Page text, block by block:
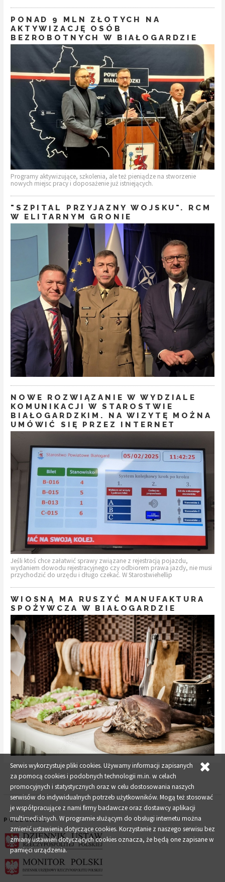
PONAD 9 MLN ZŁOTYCH NA
AKTYWIZACJĘ OSÓB
BEZROBOTNYCH W BIAŁOGARDZIE
Programy aktywizujące, szkolenia, ale też pieniądze na stworzenie
nowych miejsc pracy i doposażenie już istniejących.
"SZPITAL PRZYJAZNY WOJSKU". RCM
W ELITARNYM GRONIE
NOWE ROZWIĄZANIE W WYDZIALE
KOMUNIKACJI W STAROSTWIE
BIAŁOGARDZKIM. NA WIZYTĘ MOŻNA
UMÓWIĆ SIĘ PRZEZ INTERNET
Jeśli ktoś chce załatwić sprawy związane z rejestracją pojazdu,
wydaniem dowodu rejestracyjnego czy odbiorem prawa jazdy, nie musi
przychodzić do urzędu i długo czekać. W Starostwiehellip
WIOSNĄ MA RUSZYĆ MANUFAKTURA
SPOŻYWCZA W BIAŁOGARDZIE
POLECAMY
Serwis wykorzystuje pliki cookies. Używamy informacji zapisanych
za pomocą cookies i podobnych technologii m.in. w celach
promocyjnych i statystycznych oraz w celu dostosowania naszych
serwisów do indywidualnych potrzeb użytkowników. Mogą też stosować
je współpracujące z nami firmy badawcze oraz dostawcy aplikacji
multimedialnych. W programie służącym do obsługi internetu można
zmienić ustawienia dotyczące cookies. Korzystanie z naszego serwisu bez
zmiany ustawień dotyczących cookies oznacza, że będą one zapisane w
pamięci urządzenia.